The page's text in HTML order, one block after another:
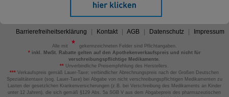
Barrierefreiheitserklärung Kontakt AGB Datenschutz Impressum
Alle mit
gekennzeichneten Felder sind Pflichtangaben.
*inkl. MwSt. Rabatte gelten auf den Apothekenverkaufspreis und nicht für
verschreibungspflichtige Medikamente.
** Unverbindliche Preisempfehlung des Herstellers.
*** Verkaufspreis gemäß Lauer-Taxe; verbindlicher Abrechnungspreis nach der Großen Deutschen
Spezialitätentaxe (sog. Lauer-Taxe) bei Abgabe von nicht verschreibungspflichtigen Medikamenten zu
Lasten der gesetzlichen Krankenversicherungen (z.B. bei Verschreibung des Medikaments an Kinder
unter 12 Jahren), die sich gemäß §129 Abs. 5a SGB V aus dem Abgabepreis des pharmazeutischen